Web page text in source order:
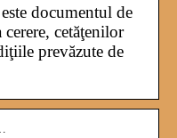
documentul de
cerere, cetăţenilor
prevăzute de